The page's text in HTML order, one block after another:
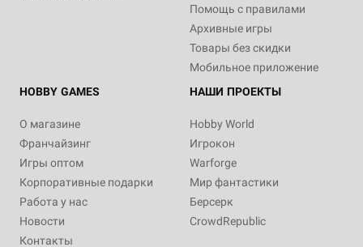
Помощь с правилами
Архивные игры
Товары без скидки
Мобильное приложение
HOBBY GAMES
О магазине
Франчайзинг
Игры оптом
Корпоративные подарки
Работа у нас
Новости
Контакты
НАШИ ПРОЕКТЫ
Hobby World
Игрокон
Warforge
Мир фантастики
Берсерк
CrowdRepublic